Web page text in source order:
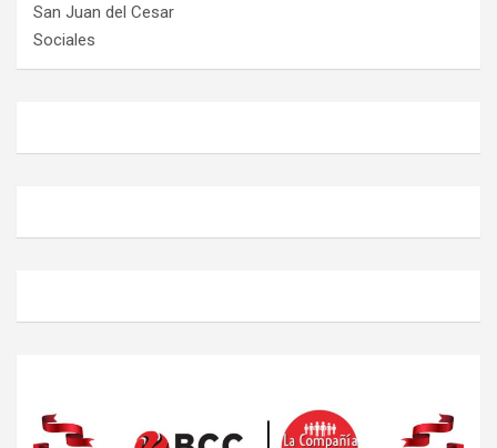
San Juan del Cesar
Sociales